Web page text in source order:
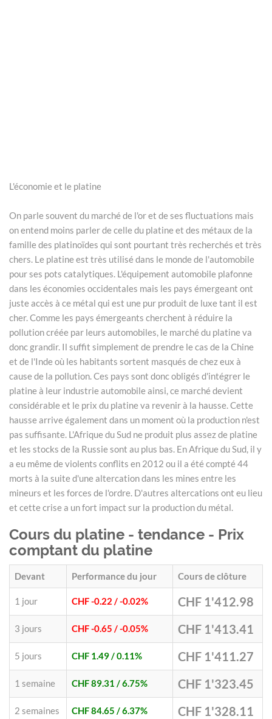
L'économie et le platine
On parle souvent du marché de l'or et de ses fluctuations mais
on entend moins parler de celle du platine et des métaux de la
famille des platinoïdes qui sont pourtant très recherchés et très
chers. Le platine est très utilisé dans le monde de l'automobile
pour ses pots catalytiques. L'équipement automobile plafonne
dans les économies occidentales mais les pays émergeant ont
juste accès à ce métal qui est une pur produit de luxe tant il est
cher. Comme les pays émergeants cherchent à réduire la
pollution créée par leurs automobiles, le marché du platine va
donc grandir. Il suffit simplement de prendre le cas de la Chine
et de l'Inde où les habitants sortent masqués de chez eux à
cause de la pollution. Ces pays sont donc obligés d'intégrer le
platine à leur industrie automobile ainsi, ce marché devient
considérable et le prix du platine va revenir à la hausse. Cette
hausse arrive également dans un moment où la production n'est
pas suffisante. L'Afrique du Sud ne produit plus assez de platine
et les stocks de la Russie sont au plus bas. En Afrique du Sud, il y
a eu même de violents conflits en 2012 ou il a été compté 44
morts à la suite d'une altercation dans les mines entre les
mineurs et les forces de l'ordre. D'autres altercations ont eu lieu
et cette crise a un fort impact sur la production du métal.
Cours du platine - tendance - Prix
comptant du platine
Devant Performance du jour Cours de clôture
1 jour CHF -0.22 / -0.02% CHF 1'412.98
3 jours CHF -0.65 / -0.05% CHF 1'413.41
5 jours CHF 1.49/ 0.11% CHF 1'411.27
1 semaine CHF 89.31 / 6.75% CHF 1'323.45
2 semaines CHF 84.65 / 6.37% CHF 1'328.11